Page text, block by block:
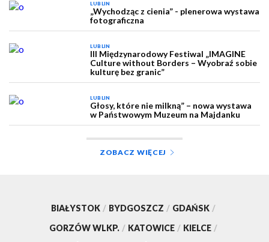
LUBLIN
„Wychodząc z cienia” - plenerowa wystawa
fotograficzna
LUBLIN
III Międzynarodowy Festiwal „IMAGINE
Culture without Borders – Wyobraź sobie
kulturę bez granic”
LUBLIN
Głosy, które nie milkną” – nowa wystawa
w Państwowym Muzeum na Majdanku
ZOBACZ WIĘCEJ
BIAŁYSTOK / BYDGOSZCZ / GDAŃSK /
GORZÓW WLKP. / KATOWICE / KIELCE /